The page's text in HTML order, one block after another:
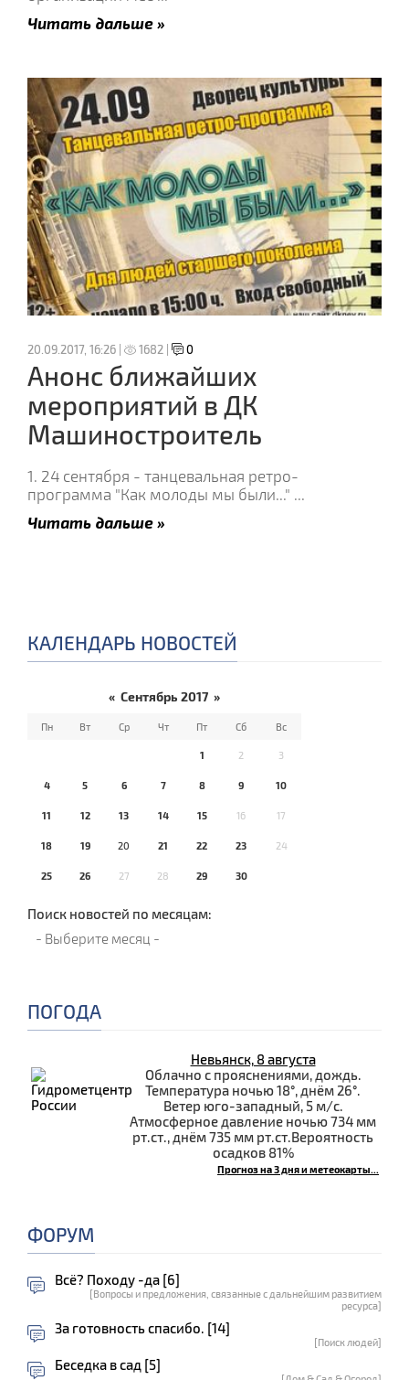
Читать дальше »
20.09.2017, 16:26 | 1682 | 0
Анонс ближайших
мероприятий в ДК
Машиностроитель
1. 24 сентября - танцевальная ретро-
программа "Как молоды мы были..." ...
Читать дальше »
КАЛЕНДАРЬ НОВОСТЕЙ
« Сентябрь 2017 »
Пн Вт Ср Чт Пт Сб Вс
1 2 3
4 5 6 7 8 9 10
11 12 13 14 15 16 17
18 19 20 21 22 23 24
25 26 27 28 29 30
Поиск новостей по месяцам:
ПОГОДА
Невьянск, 8 августа
Облачно с прояснениями, дождь.
Температура ночью 18°, днём 26°.
Ветер юго-западный, 5 м/с.
Атмосферное давление ночью 734 мм
рт.ст., днём 735 мм рт.ст.Вероятность
осадков 81%
Прогноз на 3 дня и метеокарты...
ФОРУМ
Всё? Походу -да [6]
[Вопросы и предложения, связанные с дальнейшим развитием
ресурса]
За готовность спасибо. [14]
[Поиск людей]
Беседка в сад [5]